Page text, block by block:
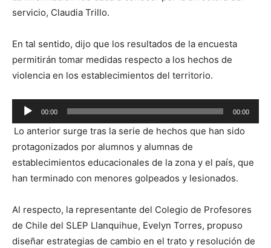
servicio, Claudia Trillo.
En tal sentido, dijo que los resultados de la encuesta
permitirán tomar medidas respecto a los hechos de
violencia en los establecimientos del territorio.
Reproductor
de
audio
00:00 00:00
Lo anterior surge tras la serie de hechos que han sido
protagonizados por alumnos y alumnas de
establecimientos educacionales de la zona y el país, que
han terminado con menores golpeados y lesionados.
Al respecto, la representante del Colegio de Profesores
de Chile del SLEP Llanquihue, Evelyn Torres, propuso
diseñar estrategias de cambio en el trato y resolución de